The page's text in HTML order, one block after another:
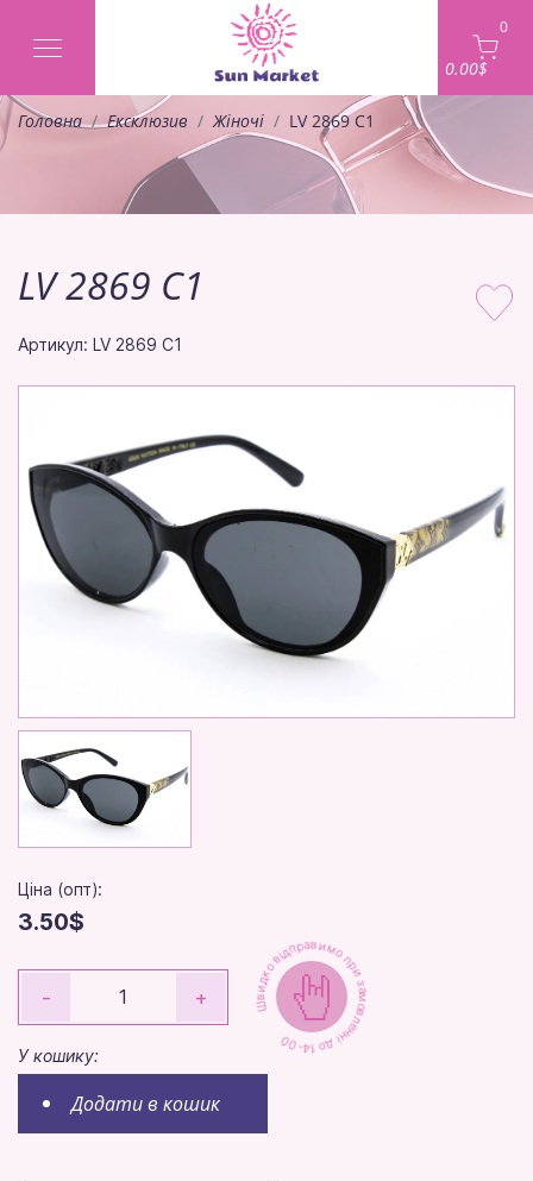
0
0.00$
Головна Ексклюзив Жіночі LV 2869 C1
LV 2869 C1
Артикул: LV 2869 C1
Ціна (опт):
3.50$
- +
У кошику:
Додати в кошик
Швидко відправимо при замовленні до 14-00